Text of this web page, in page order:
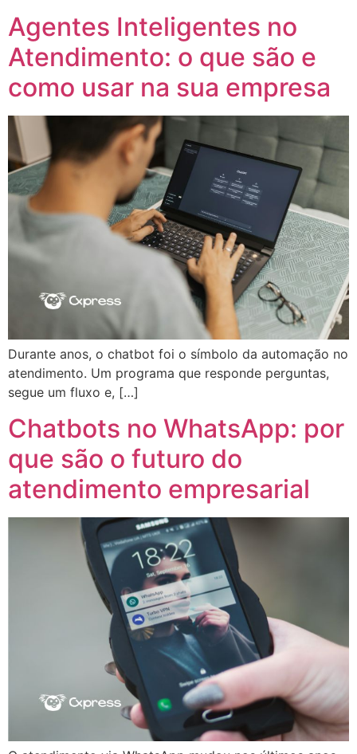
Agentes Inteligentes no
Atendimento: o que são e
como usar na sua empresa
Durante anos, o chatbot foi o símbolo da automação no
atendimento. Um programa que responde perguntas,
segue um fluxo e, […]
Chatbots no WhatsApp: por
que são o futuro do
atendimento empresarial